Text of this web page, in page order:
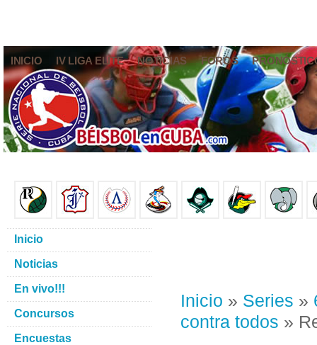
INICIO IV LIGA ELITE NOTICIAS FOROS
Inicio » Series »
contra todos »
Inicio
Noticias
En vivo!!!
Concursos
Encuestas